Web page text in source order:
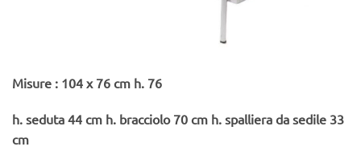
Misure : 104 x 76 cm h. 76
h. seduta 44 cm h. bracciolo 70 cm h. spalliera da sedile 33
cm